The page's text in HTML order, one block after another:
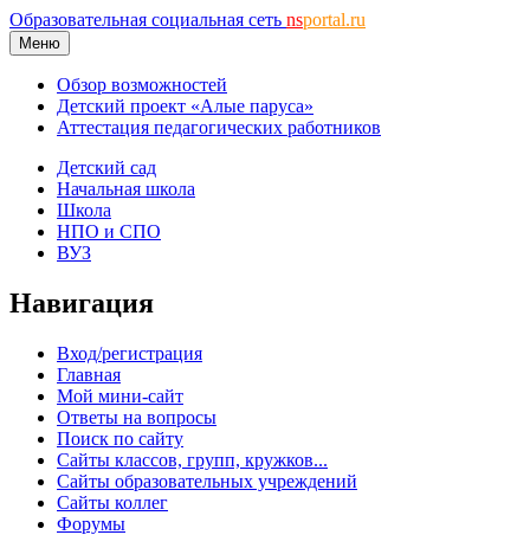
Образовательная социальная сеть nsportal.ru
Меню
Обзор возможностей
Детский проект «Алые паруса»
Аттестация педагогических работников
Детский сад
Начальная школа
Школа
НПО и СПО
ВУЗ
Навигация
Вход/регистрация
Главная
Мой мини-сайт
Ответы на вопросы
Поиск по сайту
Сайты классов, групп, кружков...
Сайты образовательных учреждений
Сайты коллег
Форумы